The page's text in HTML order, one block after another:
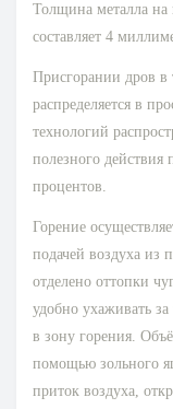
Толщина металла на
составляет 4
Присгорании дров в
распределяется в
технологий
полезного
процентов.
Горение
подачей воздуха из
отделено оттопки
удобно ухаживать
в зону горения.
помощью зольного
приток воздуха,